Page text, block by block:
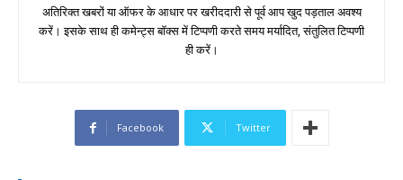
अतिरिक्त खबरों या ऑफर के आधार पर खरीददारी से पूर्व आप खुद पड़ताल अवश्य
करें। इसके साथ ही कमेन्ट्स बॉक्स में टिप्पणी करते समय मर्यादित, संतुलित टिप्पणी
ही करें।
Facebook Twitter